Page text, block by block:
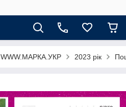
WWW.МАРКА.УКР 2023 рік